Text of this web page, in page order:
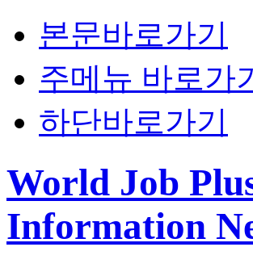
본문바로가기
주메뉴 바로가
하단바로가기
World Job
Information